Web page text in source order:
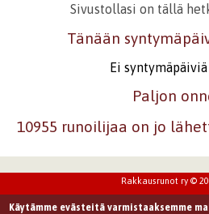
Sivustollasi on tällä
Tänään
Ei syntymäpäiviä
Paljon
10955 runoilijaa on jo
Rakkausrunot ry ©
Käytämme evästeitä varmistaaksemme